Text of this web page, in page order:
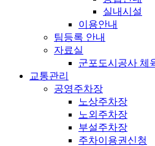
실내시설
이용안내
팀등록 안내
자료실
군포도시공사 체
교통관리
공영주차장
노상주차장
노외주차장
부설주차장
주차이용권신청